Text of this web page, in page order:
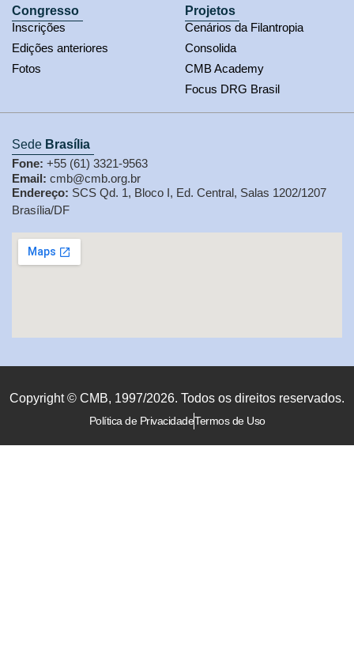
Congresso
Inscrições
Edições anteriores
Fotos
Projetos
Cenários da Filantropia
Consolida
CMB Academy
Focus DRG Brasil
Sede Brasília
Fone: +55 (61) 3321-9563
Email: cmb@cmb.org.br
Endereço: SCS Qd. 1, Bloco I, Ed. Central, Salas 1202/1207
Brasília/DF
Copyright © CMB, 1997/2026. Todos os direitos reservados.
Política de PrivacidadeTermos de Uso